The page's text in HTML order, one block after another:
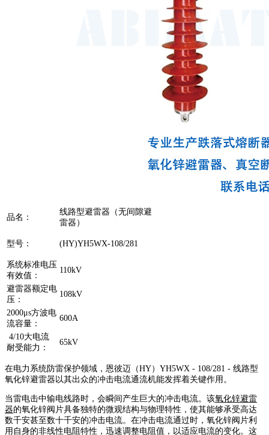
品名：
线路型避雷器（无间隙避
雷器）
型号： (HY)YH5WX-108/281
系统标准电压
有效值：
110kV
避雷器额定电
压：
108kV
2000μs方波电
流容量 ：
600A
4/10大电流
耐受能力：
65kV
在电力系统防雷保护领域，恩彼迈（HY）YH5WX - 108/281 - 线路型
氧化锌避雷器以其出众的冲击电流通流机能发挥着关键作用。
当雷电击中输电线路时，会瞬间产生巨大的冲击电流。该氧化锌避雷
器的氧化锌阀片具备独特的微观结构与物理特性，使其能够承受高达
数千安甚至数十千安的冲击电流。在冲击电流通过时，氧化锌阀片利
用自身的非线性电阻特性，迅速调整电阻值，以适应电流的变化。这